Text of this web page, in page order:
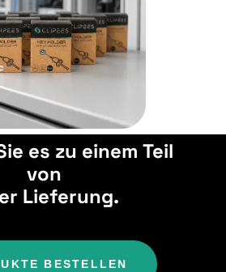
es zu einem Teil
von
Lieferung.
BESTELLEN